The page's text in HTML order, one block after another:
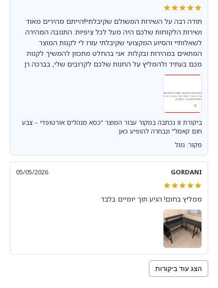
★★★★★
★★★★★
תודה רבה על השירות המשולם שקיבלתי!!הייתם מהירים מאוד
ושירות הלקוחות שלכם היה מעל לכל ציפיות. התגובה המהירה
לשאלותיי והסיוע המקצועי שקיבלתי עזרו לי לקנות המוצר
המתאים במהירות ובקלות. אני בהחלט מתכוון להמשיך לקנות
מכם בעתיד ולהמליץ על החנות שלכם לקרובים שלי, בברכה רן
ביקורת זו נכתבה במקור עבור המוצר "כסא מנהלים אורטופדי – צבע
חום קאמל" ונבחרה להופיע כאן.
מקור: גוגל
GORDANI
05/05/2026
★★★★★
★★★★★
ממליץ בחום! הגיע תוך יומיים בלבד
הצג עוד ביקורות